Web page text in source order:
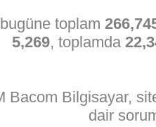
toplam
5,269, toplamda
Bacom Bilgisayar,
dair